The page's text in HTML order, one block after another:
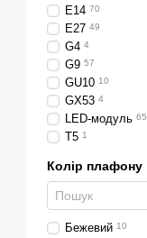
E14 70
E27 49
G4 4
G9 57
GU10 10
GX53 4
LED-модуль 65
T5 1
Колір плафону
Бежевий 10